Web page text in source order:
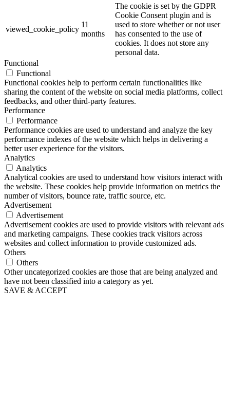
viewed_cookie_policy
11
months
The cookie is set by the GDPR
Cookie Consent plugin and is
used to store whether or not user
has consented to the use of
cookies. It does not store any
personal data.
Functional
Functional
Functional cookies help to perform certain functionalities like
sharing the content of the website on social media platforms, collect
feedbacks, and other third-party features.
Performance
Performance
Performance cookies are used to understand and analyze the key
performance indexes of the website which helps in delivering a
better user experience for the visitors.
Analytics
Analytics
Analytical cookies are used to understand how visitors interact with
the website. These cookies help provide information on metrics the
number of visitors, bounce rate, traffic source, etc.
Advertisement
Advertisement
Advertisement cookies are used to provide visitors with relevant ads
and marketing campaigns. These cookies track visitors across
websites and collect information to provide customized ads.
Others
Others
Other uncategorized cookies are those that are being analyzed and
have not been classified into a category as yet.
SAVE & ACCEPT